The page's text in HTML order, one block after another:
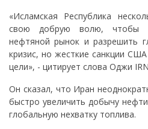
«Исламская Республика
свою добрую волю, чтобы
нефтяной рынок и разрешить
кризис, но жесткие санкции
цели», - цитирует слова Оджи
Он сказал, что Иран
быстро увеличить добычу
глобальную нехватку топлива.